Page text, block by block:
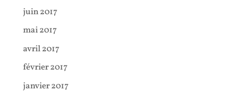
juin 2017
mai 2017
avril 2017
février 2017
janvier 2017